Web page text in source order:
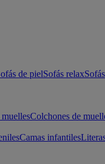
de pielSofás relax
Colchones de
Camas infantiles